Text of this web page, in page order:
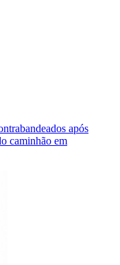
após
caminhão em